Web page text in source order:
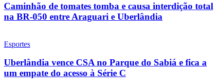
Caminhão de tomates tomba e causa interdição total
na BR-050 entre Araguari e Uberlândia
Esportes
Uberlândia vence CSA no Parque do Sabiá e fica a
um empate do acesso à Série C